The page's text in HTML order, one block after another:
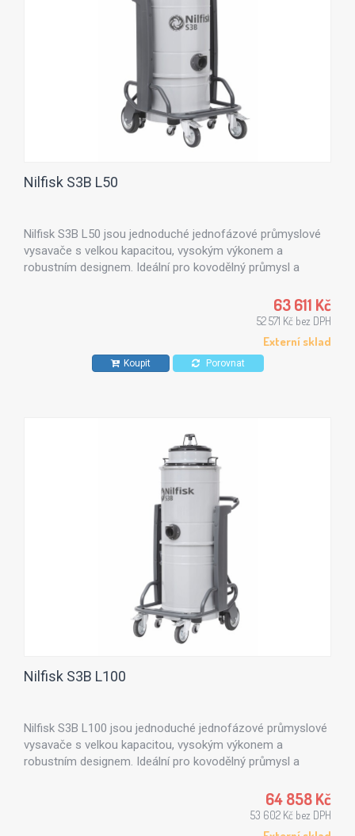
Nilfisk S3B L50
Nilfisk S3B L50 jsou jednoduché jednofázové průmyslové
vysavače s velkou kapacitou, vysokým výkonem a
robustním designem. Ideální pro kovodělný průmysl a
63 611 Kč
52 571 Kč bez DPH
Externí sklad
Koupit Porovnat
Nilfisk S3B L100
Nilfisk S3B L100 jsou jednoduché jednofázové průmyslové
vysavače s velkou kapacitou, vysokým výkonem a
robustním designem. Ideální pro kovodělný průmysl a
64 858 Kč
53 602 Kč bez DPH